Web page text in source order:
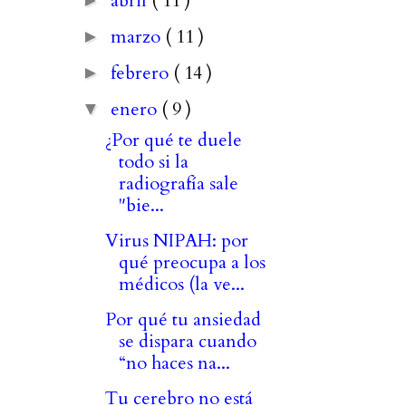
► marzo ( 11 )
► febrero ( 14 )
▼ enero ( 9 )
¿Por qué te duele
todo si la
radiografía sale
"bie...
Virus NIPAH: por
qué preocupa a los
médicos (la ve...
Por qué tu ansiedad
se dispara cuando
“no haces na...
Tu cerebro no está